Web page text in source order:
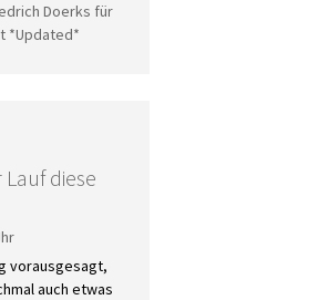
Doerks für
*Updated*
diese
vorausgesagt,
auch etwas